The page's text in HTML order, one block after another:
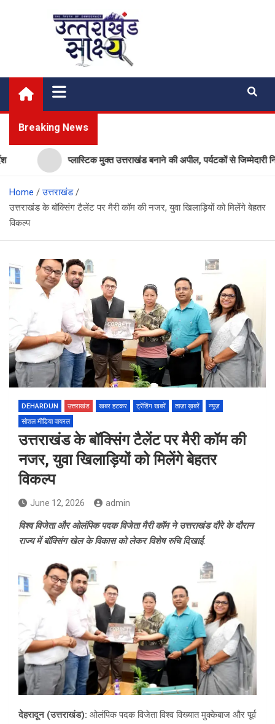
Uttarakhand Shakshya
My News Portal
Breaking News
प्लास्टिक मुक्त उत्तराखंड बनाने की अपील, पर्यटकों से जिम्मेदारी निभाने को
Home
उत्तराखंड
उत्तराखंड के बॉक्सिंग टैलेंट पर मैरी कॉम की नजर, युवा खिलाड़ियों को मिलेंगे बेहतर
विकल्प
DEHARDUN उत्तराखंड खबर हटकर ट्रेंडिंग खबरें ताज़ा ख़बरें
न्यूज़
सोशल मीडिया वायरल
उत्तराखंड के बॉक्सिंग टैलेंट पर मैरी कॉम की
नजर, युवा खिलाड़ियों को मिलेंगे बेहतर
विकल्प
June 12, 2026 admin
विश्व विजेता और ओलंपिक पदक विजेता मैरी कॉम ने उत्तराखंड दौरे के दौरान
राज्य में बॉक्सिंग खेल के विकास को लेकर विशेष रुचि दिखाई.
देहरादून (उत्तराखंड): ओलंपिक पदक विजेता विश्व विख्यात मुक्केबाज और पूर्व